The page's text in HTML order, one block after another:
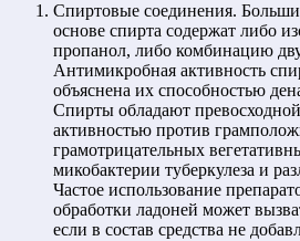
Спиртовые соединения.
основе спирта содержат либо
пропанол, либо комбинацию
Антимикробная активность
объяснена их способностью
Спирты обладают
активностью против
грамотрицательных
микобактерии туберкулеза и
Частое использование
обработки ладоней может
если в состав средства не